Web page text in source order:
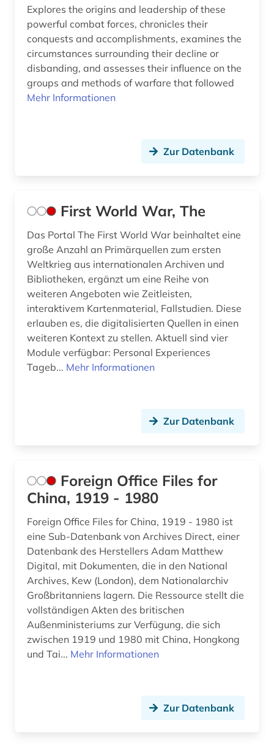
zivilschutz (1)
zweiter weltkrieg (2)
österreich (1)
Explores the origins and leadership of these
powerful combat forces, chronicles their
conquests and accomplishments, examines the
circumstances surrounding their decline or
disbanding, and assesses their influence on the
groups and methods of warfare that followed
Mehr Informationen
Zur Datenbank
First World War, The
Das Portal The First World War beinhaltet eine
große Anzahl an Primärquellen zum ersten
Weltkrieg aus internationalen Archiven und
Bibliotheken, ergänzt um eine Reihe von
weiteren Angeboten wie Zeitleisten,
interaktivem Kartenmaterial, Fallstudien. Diese
erlauben es, die digitalisierten Quellen in einen
weiteren Kontext zu stellen. Aktuell sind vier
Module verfügbar: Personal Experiences
Tageb... Mehr Informationen
Zur Datenbank
Foreign Office Files for
China, 1919 - 1980
Foreign Office Files for China, 1919 - 1980 ist
eine Sub-Datenbank von Archives Direct, einer
Datenbank des Herstellers Adam Matthew
Digital, mit Dokumenten, die in den National
Archives, Kew (London), dem Nationalarchiv
Großbritanniens lagern. Die Ressource stellt die
vollständigen Akten des britischen
Außenministeriums zur Verfügung, die sich
zwischen 1919 und 1980 mit China, Hongkong
und Tai... Mehr Informationen
Zur Datenbank